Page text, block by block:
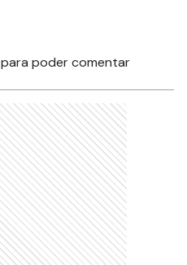
para poder comentar